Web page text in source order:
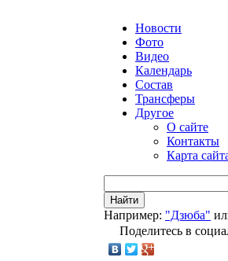
Новости
Фото
Видео
Календарь
Состав
Трансферы
Другое
О сайте
Контакты
Карта
Найти
Например: "Дзюба"
Поделитесь в